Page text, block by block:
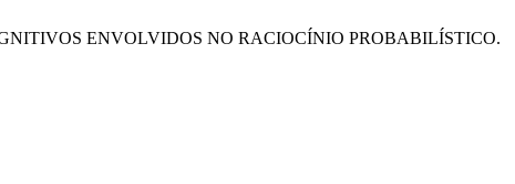
ENVOLVIDOS NO RACIOCÍNIO PROBABILÍSTICO.